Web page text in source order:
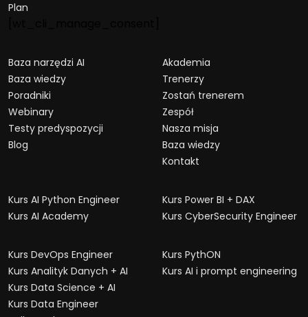
Plan
Baza narzędzi AI
Baza wiedzy
Poradniki
Webinary
Testy predyspozycji
Blog
Akademia
Trenerzy
Zostań trenerem
Zespół
Nasza misja
Baza wiedzy
Kontakt
Kurs AI Python Engineer
Kurs AI Academy
Kurs Power BI + DAX
Kurs CyberSecurity Engineer
Kurs DevOps Engineer
Kurs Analityk Danych + AI
Kurs Data Science + AI
Kurs Data Engineer
Kurs PythON
Kurs AI i prompt engineering